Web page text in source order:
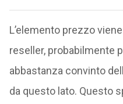
L’elemento prezzo
reseller, probabilmente
abbastanza convinto
da questo lato. Questo